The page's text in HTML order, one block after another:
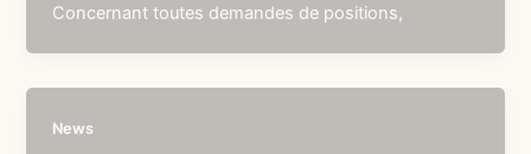
Concernant toutes demandes de positions,
News